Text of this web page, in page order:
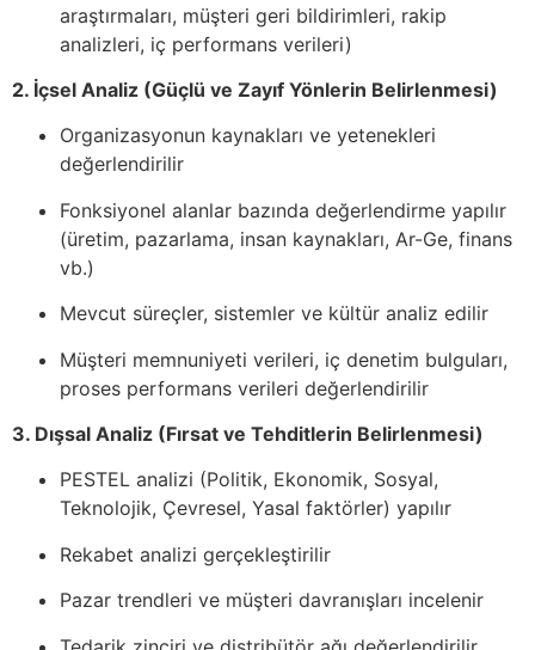
araştırmaları, müşteri geri bildirimleri, rakip
analizleri, iç performans verileri)
2. İçsel Analiz (Güçlü ve Zayıf Yönlerin Belirlenmesi)
Organizasyonun kaynakları ve yetenekleri
değerlendirilir
Fonksiyonel alanlar bazında değerlendirme yapılır
(üretim, pazarlama, insan kaynakları, Ar-Ge, finans
vb.)
Mevcut süreçler, sistemler ve kültür analiz edilir
Müşteri memnuniyeti verileri, iç denetim bulguları,
proses performans verileri değerlendirilir
3. Dışsal Analiz (Fırsat ve Tehditlerin Belirlenmesi)
PESTEL analizi (Politik, Ekonomik, Sosyal,
Teknolojik, Çevresel, Yasal faktörler) yapılır
Rekabet analizi gerçekleştirilir
Pazar trendleri ve müşteri davranışları incelenir